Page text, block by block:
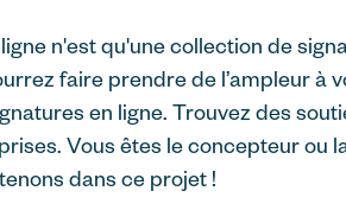
n'est qu'une collection de
faire prendre de l’ampleur à
en ligne. Trouvez des
Vous êtes le concepteur ou
dans ce projet !